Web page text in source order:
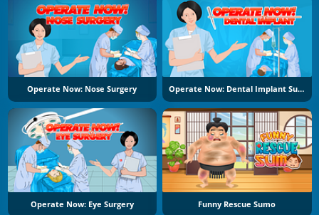
Operate Now: Nose Surgery Operate Now: Dental Implant Surgery
Operate Now: Eye Surgery Funny Rescue Sumo